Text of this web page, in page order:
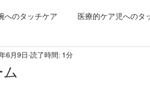
へのタッチケア 医療的ケア児へのタ
ホリスティックリフレクソロジー
6月9日 読了時間: 1分